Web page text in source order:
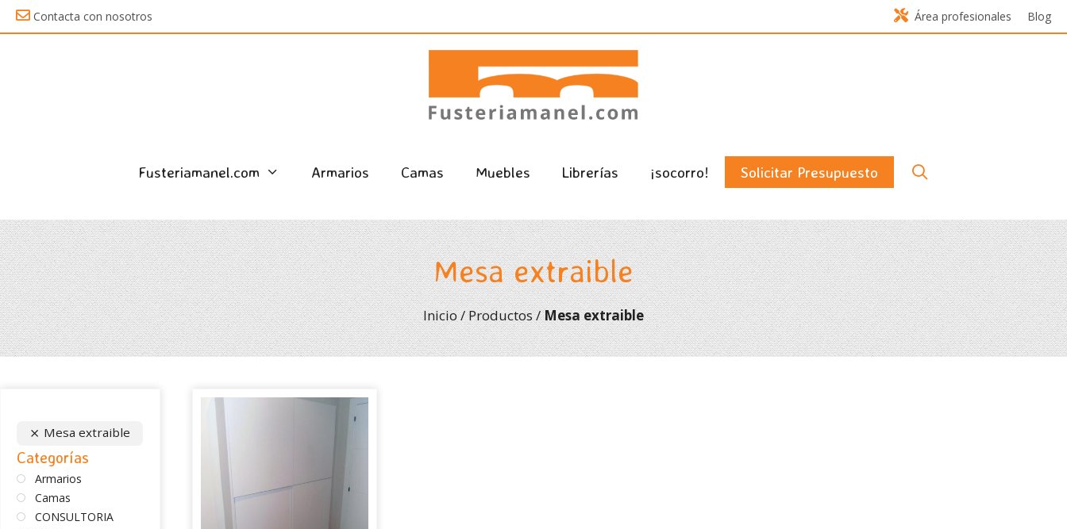
Saltar
al
Contacta con nosotros Área profesionales Blog
Fusteriamanel.com Armarios Camas Muebles Librerías ¡socorro! Solicitar Presupuesto
Mesa extraible
Inicio/Productos/Mesa extraible
Mesa extraible
Categorías
Armarios
Camas
CONSULTORIA